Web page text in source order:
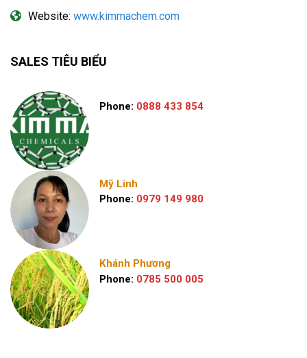
Website: www.kimmachem.com
SALES TIÊU BIỂU
Phone: 0888 433 854
Mỹ Linh
Phone: 0979 149 980
Khánh Phương
Phone: 0785 500 005